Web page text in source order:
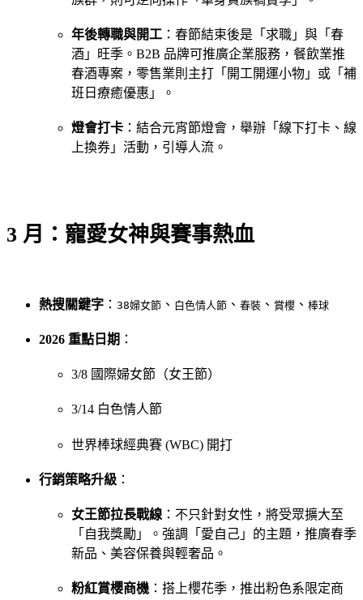
年後轉職與開工 ：春節結束後是「求職」與「春
酒」旺季。B2B 品牌可推廣企業服務，餐飲業推
春酒專案，零售業則主打「開工開運小物」或「補
班日療癒優惠」。
燈會打卡 ：結合元宵節燈會，舉辦「線下打卡、線
上換券」活動，引導人流。
3 月：寵愛女神與賽事熱血
熱搜關鍵字 ： 38婦女節 、 白色情人節 、 春裝 、 賞櫻 、 棒球
2026 重點日期 ：
3/8 國際婦女節（女王節）
3/14 白色情人節
世界棒球經典賽 (WBC) 開打
行銷策略升級 ：
女王節拉長戰線 ：不只針對女性，將受眾擴大至
「自我獎勵」。強調「愛自己」的主題，推廣春季
新品、美容保養與輕奢品。
粉紅賞櫻商機 ：搭上櫻花季，推出粉色系限定商